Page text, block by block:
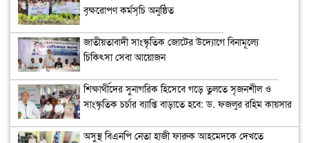
বৃক্ষরোপণ কর্মসূচি অনুষ্ঠিত
জাতীয়তাবাদী সাংস্কৃতিক জোটের উদ্যোগে বিনামূল্যে
চিকিৎসা সেবা আয়োজন
শিক্ষার্থীদের সুনাগরিক হিসেবে গড়ে তুলতে সৃজনশীল ও
সাংস্কৃতিক চর্চার ব্যাপ্তি বাড়াতে হবে: ড. ফজলুর রহিম কায়সার
অসুস্থ বিএনপি নেতা হাজী ফারুক আহমেদকে দেখতে